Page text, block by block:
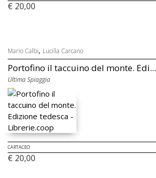
€ 20,00
Mario Calbi, Lucilla Carcano
Portofino il taccuino del monte. Edi...
Ultima Spiaggia
CARTACEO
€ 20,00